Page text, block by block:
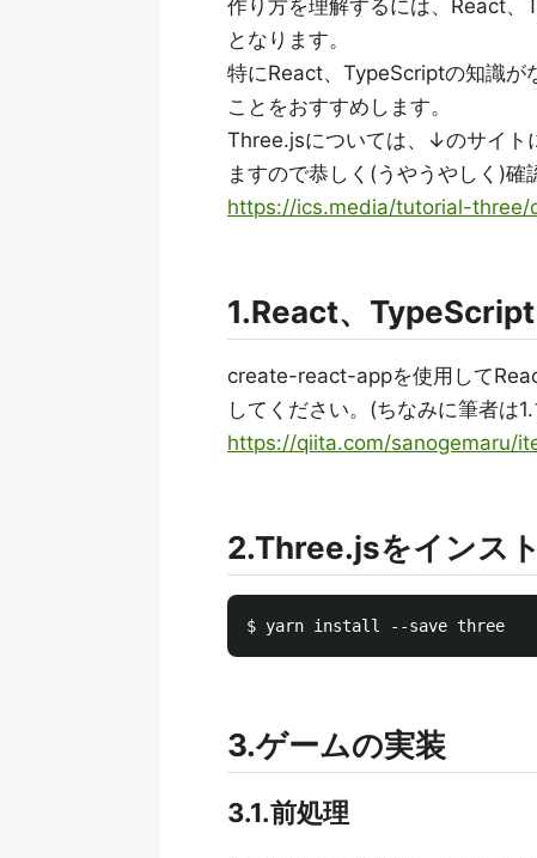
作り方を理解するには、React
となります。
特にReact、TypeScriptの知識が
ことをおすすめします。
Three.jsについては、↓のサイト
ますので恭しく(うやうやしく)確
https://ics.media/tutorial-three/
1.React、TypeScript
create-react-appを使用して
してください。(ちなみに筆者は
https://qiita.com/sanogemaru/
2.Three.jsをインス
3.ゲームの実装
3.1.前処理